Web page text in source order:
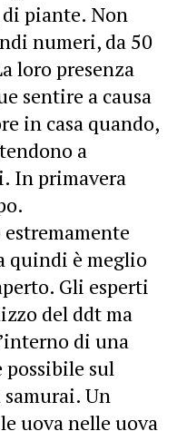
piante. Non
numeri, da 50
loro presenza
sentire a causa
in casa quando,
a
In primavera
quindi è meglio
Gli esperti
del ddt ma
di una
possibile sul
Un
uova nelle uova